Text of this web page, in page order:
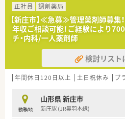
正社員
調剤薬局
【新庄市】≪急募≫管理薬剤師募集
年収ご相談可能！ご経験により
チ・内科/一人薬剤師
検討リスト
年間休日120日以上 土日祝休み ブ
勤務地
山形県 新庄市
新庄駅 (JR奥羽本線)